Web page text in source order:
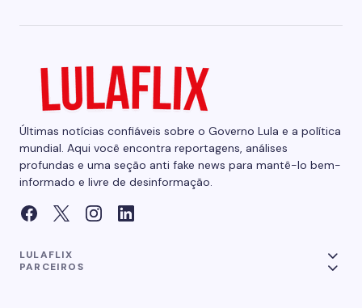
Últimas notícias confiáveis sobre o Governo Lula e a política
mundial. Aqui você encontra reportagens, análises
profundas e uma seção anti fake news para mantê-lo bem-
informado e livre de desinformação.
LULAFLIX
PARCEIROS